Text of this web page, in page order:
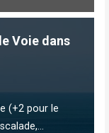
Voie dans
(+2 pour le